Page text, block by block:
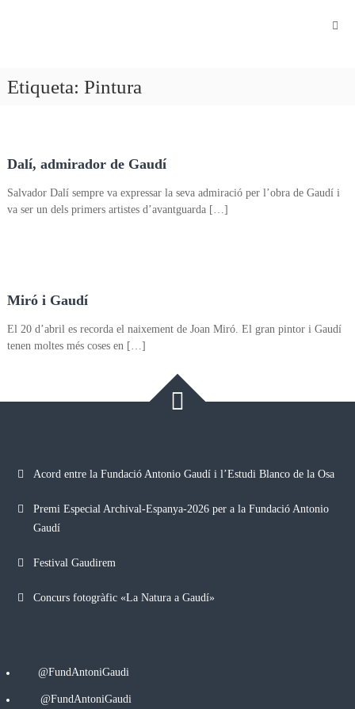
Gaudí
Etiqueta: Pintura
Dalí, admirador de Gaudí
Salvador Dalí sempre va expressar la seva admiració per l’obra de Gaudí i
va ser un dels primers artistes d’avantguarda […]
Miró i Gaudí
El 20 d’abril es recorda el naixement de Joan Miró. El gran pintor i Gaudí
tenen moltes més coses en […]
Acord entre la Fundació Antonio Gaudí i l’Estudi Blanco de la Osa
Premi Especial Archival-Espanya-2026 per a la Fundació Antonio
Gaudí
Festival Gaudirem
Concurs fotogràfic «La Natura a Gaudí»
@FundAntoniGaudi
@FundAntoniGaudi